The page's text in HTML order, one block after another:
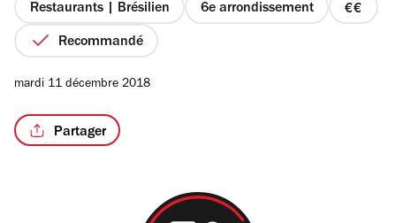
Restaurants | Brésilien 6e arrondissement
prix
Recommandé
mardi 11 décembre 2018
Partager